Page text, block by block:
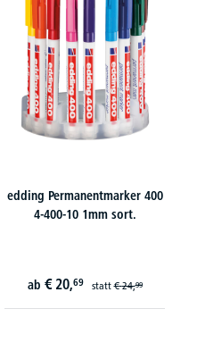
edding Permanentmarker 400
4-400-10 1mm sort.
ab € 20,69 statt€ 24,99